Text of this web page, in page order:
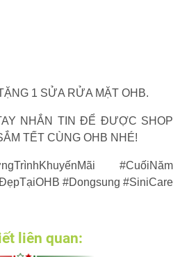
1 SỬA RỬA MẶT OHB.
NHẮN TIN ĐỂ ĐƯỢC SHOP
TẾT CÙNG OHB NHÉ!
#CuốiNăm
#Dongsung #SiniCare
liên quan: